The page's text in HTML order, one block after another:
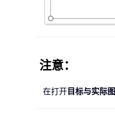
注意：
在打开 目标与实际图